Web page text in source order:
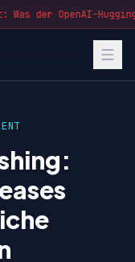
Was der OpenAI-